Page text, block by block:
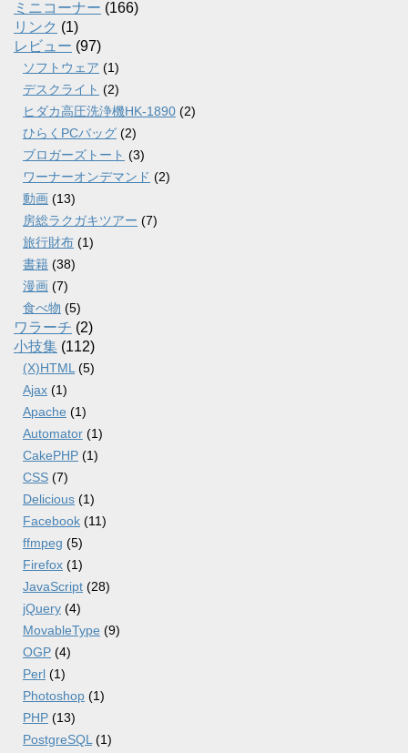
ミニコーナー (166)
リンク (1)
レビュー (97)
ソフトウェア (1)
デスクライト (2)
ヒダカ高圧洗浄機HK-1890 (2)
ひらくPCバッグ (2)
ブロガーズトート (3)
ワーナーオンデマンド (2)
動画 (13)
房総ラクガキツアー (7)
旅行財布 (1)
書籍 (38)
漫画 (7)
食べ物 (5)
ワラーチ (2)
小技集 (112)
(X)HTML (5)
Ajax (1)
Apache (1)
Automator (1)
CakePHP (1)
CSS (7)
Delicious (1)
Facebook (11)
ffmpeg (5)
Firefox (1)
JavaScript (28)
jQuery (4)
MovableType (9)
OGP (4)
Perl (1)
Photoshop (1)
PHP (13)
PostgreSQL (1)